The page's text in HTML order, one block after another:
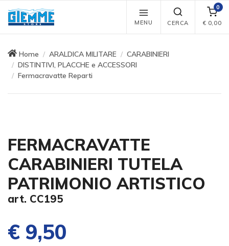
MENU CERCA
0
€ 0,00
Home ARALDICA MILITARE
CARABINIERI
DISTINTIVI, PLACCHE e ACCESSORI
Fermacravatte Reparti
FERMACRAVATTE
CARABINIERI TUTELA
PATRIMONIO ARTISTICO
art. CC195
€ 9,50